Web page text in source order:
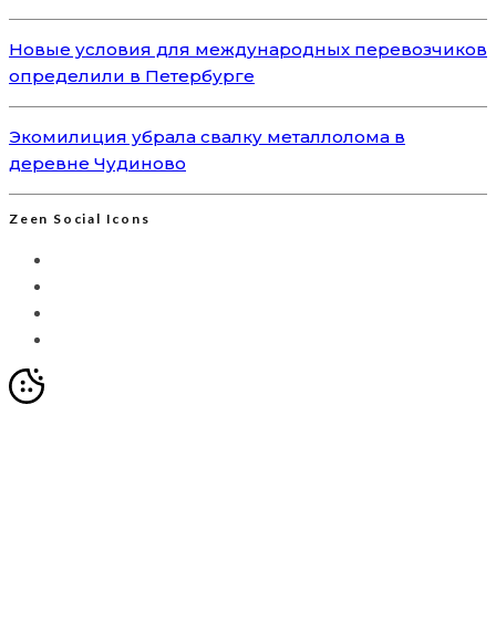
Новые условия для международных перевозчиков
определили в Петербурге
Экомилиция убрала свалку металлолома в
деревне Чудиново
Zeen Social Icons